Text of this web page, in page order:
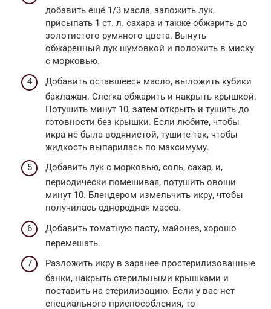
добавить ещё 1/3 масла, заложить лук,
присыпать 1 ст. л. сахара и также обжарить до
золотистого румяного цвета. Вынуть
обжаренный лук шумовкой и положить в миску
с морковью.
Добавить оставшееся масло, выложить кубики
баклажан. Слегка обжарить и накрыть крышкой.
Потушить минут 10, затем открыть и тушить до
готовности без крышки. Если любите, чтобы
икра не была водянистой, тушите так, чтобы
жидкость выпарилась по максимуму.
Добавить лук с морковью, соль, сахар, и,
периодически помешивая, потушить овощи
минут 10. Блендером измельчить икру, чтобы
получилась однородная масса.
Добавить томатную пасту, майонез, хорошо
перемешать.
Разложить икру в заранее простерилизованные
банки, накрыть стерильными крышками и
поставить на стерилизацию. Если у вас нет
специального приспособления, то